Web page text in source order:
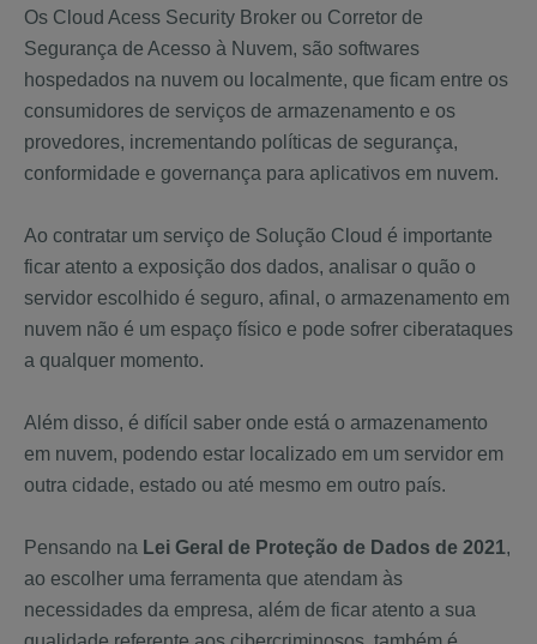
Os Cloud Acess Security Broker ou Corretor de
Segurança de Acesso à Nuvem, são softwares
hospedados na nuvem ou localmente, que ficam entre os
consumidores de serviços de armazenamento e os
provedores, incrementando políticas de segurança,
conformidade e governança para aplicativos em nuvem.
Ao contratar um serviço de Solução Cloud é importante
ficar atento a exposição dos dados, analisar o quão o
servidor escolhido é seguro, afinal, o armazenamento em
nuvem não é um espaço físico e pode sofrer ciberataques
a qualquer momento.
Além disso, é difícil saber onde está o armazenamento
em nuvem, podendo estar localizado em um servidor em
outra cidade, estado ou até mesmo em outro país.
Pensando na Lei Geral de Proteção de Dados de 2021,
ao escolher uma ferramenta que atendam às
necessidades da empresa, além de ficar atento a sua